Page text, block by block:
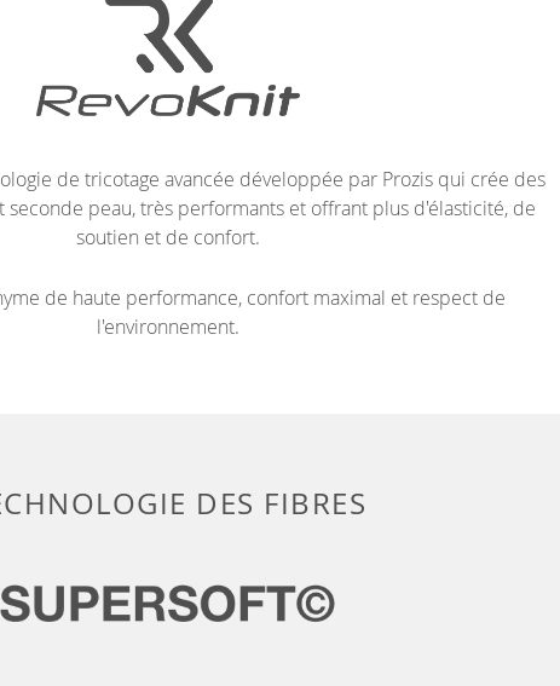
de tricotage avancée développée par Prozis qui crée des
seconde peau, très performants et offrant plus d'élasticité, de
soutien et de confort.
de haute performance, confort maximal et respect de
l'environnement.
DES FIBRES